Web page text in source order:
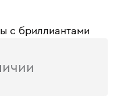
c бриллиантами